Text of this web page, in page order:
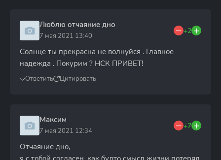
Люблю отчаяние дно
7 мая 2021 13:40
+2
Солнце ты прекрасна не волнуйся . Главное
надежда . Покурим ? НСК ПРИВЕТ!
Ответить Цитировать
Максим
7 мая 2021 12:34
+7
Отчаяние дно,